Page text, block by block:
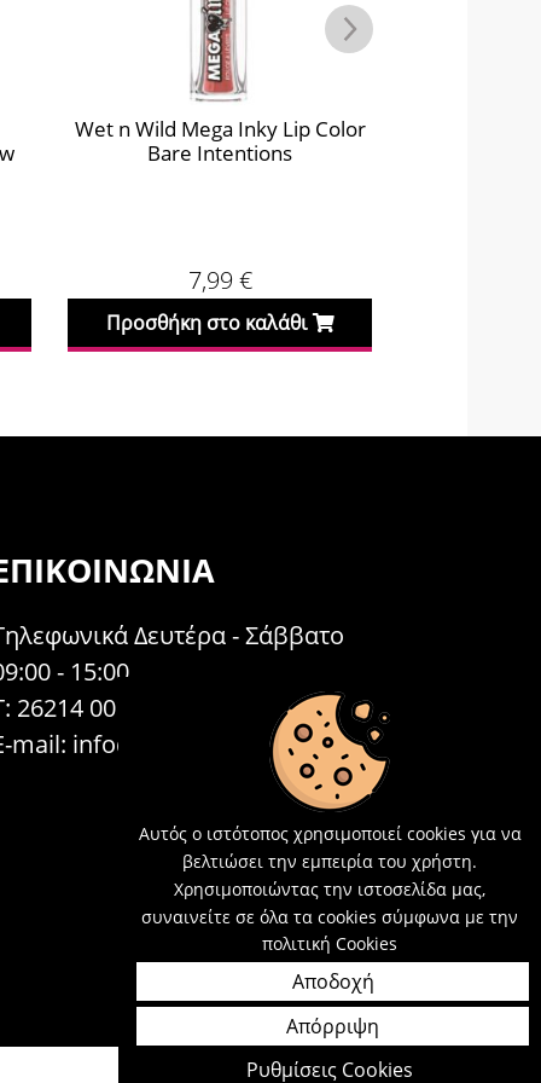
Wet n Wild Mega Inky Lip Color
Bare Intentions
7,99 €
Προσθήκη στο καλάθι
Δευτέρα - Σάββατο
- 15:00
26214 00104
mail: info@acosmetics.gr
Αυτός ο ιστότοπος χρησιμοποιεί cookies για να
βελτιώσει την εμπειρία του χρήστη.
Χρησιμοποιώντας την ιστοσελίδα μας,
συναινείτε σε όλα τα cookies σύμφωνα με την
πολιτική Cookies
Αποδοχή
Απόρριψη
Ρυθμίσεις Cookies